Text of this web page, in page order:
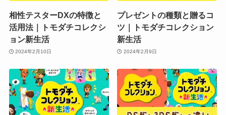
相性テスターDXの特徴と
活用法｜トモダチコレクシ
ョン新生活
2024年2月10日
プレゼントの種類と贈るコ
ツ｜トモダチコレクション
新生活
2024年2月9日